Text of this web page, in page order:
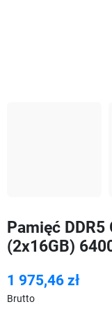
Pamięć DDR5
(2x16GB)
1 975,46 zł
Brutto